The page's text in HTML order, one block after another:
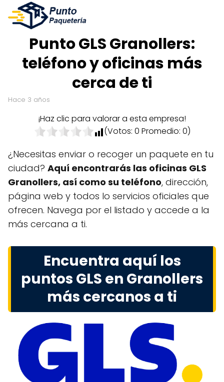
Punto GLS Granollers:
teléfono y oficinas más
cerca de ti
hace 3 años
¡Haz clic para valorar a esta empresa!
(Votos: 0 Promedio: 0)
¿Necesitas enviar o recoger un paquete en tu
ciudad? Aquí encontrarás las oficinas GLS
Granollers, así como su teléfono, dirección,
página web y todos lo servicios oficiales que
ofrecen. Navega por el listado y accede a la
más cercana a ti.
Encuentra aquí los
puntos GLS en Granollers
más cercanos a ti